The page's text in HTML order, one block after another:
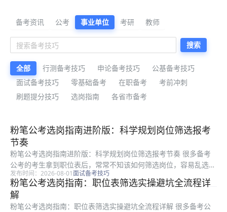
公考备考资料与公告解读
备考资讯 公考 事业单位 考研 教师
搜索
全部 行测备考技巧 申论备考技巧
公基备考技巧
面试备考技巧
零基础备考 在职备考
考前冲刺
刷题提分技巧
选岗指南 各省市备考
最新公考备考资料
粉笔公考选岗指南进阶版：科学规划岗位筛选报考
节奏
粉笔公考选岗指南进阶版：科学规划岗位筛选报考节奏 很多备考
公考的考生拿到职位表后，常常不知该如何筛选岗位，容易乱选错
过合适机会，还容易踩选岗陷阱。本文是粉笔结合多年选岗指导经
验整理的进阶选岗指南，面向所有备考公考的考生，从岗位初筛节
奏规划、...
发布时间：2026-08-01面试备考技巧
粉笔公考选岗指南：职位表筛选实操避坑全流程详
解
粉笔公考选岗指南：职位表筛选实操避坑全流程详解 很多备考公